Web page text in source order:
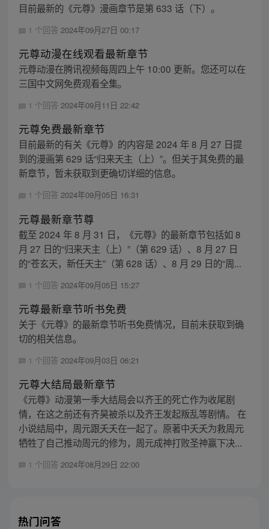
目前最新的《元尊》漫画章节是第 633 话（下）。
1 个回答 2024年09月27日 00:17
元尊动漫在线观看最新章节
元尊动漫在腾讯视频每周四上午 10:00 更新。您还可以在
三国中文网免费观看全集。
1 个回答 2024年09月11日 22:42
元尊免费最新章节
目前最新的有关《元尊》的内容是 2024 年 8 月 27 日提
到的漫画第 629 话“归来天主（上）”。但关于其免费的最
新章节，暂未获取到更确切详细的信息。
1 个回答 2024年09月05日 16:31
元尊最新章节尊
截至 2024 年 8 月 31 日，《元尊》的最新章节包括如 8
月 27 日的“归来天主（上）”（第 629 话）、8 月 27 日
的“苍玄天，新任天主”（第 628 话）、8 月 29 日的“周...
1 个回答 2024年09月05日 15:27
元尊最新章节听书免费
关于《元尊》的最新章节听书免费情况，目前未获取到确
切的相关信息。
1 个回答 2024年09月03日 06:21
元尊大结局最新章节
《元尊》动漫第一季大结局会以齐王的死亡作为收尾剧
情，在这之前还有齐昊被杀以及齐王发起叛乱等剧情。 在
小说结局中，周元跟夭夭在一起了。原著中夭夭为救周元
牺牲了自己推动周元的修为，周元成神打败圣神赢下决...
1 个回答 2024年08月29日 22:00
热门问答